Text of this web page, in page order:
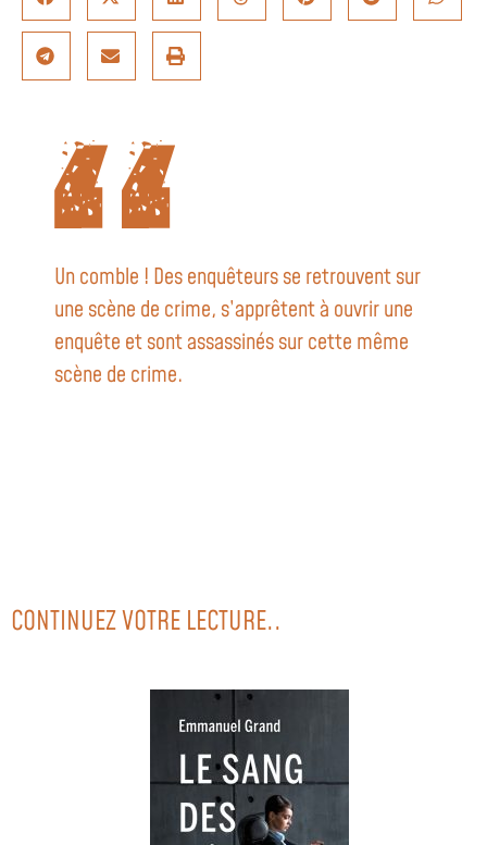
Un comble ! Des enquêteurs se retrouvent sur
une scène de crime, s’apprêtent à ouvrir une
enquête et sont assassinés sur cette même
scène de crime.
CONTINUEZ VOTRE LECTURE..